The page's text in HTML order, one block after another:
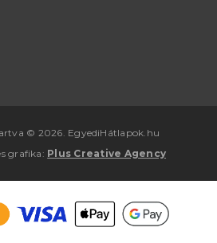
© 2026. EgyediHátlapok.hu
grafika : Plus Creative Agency